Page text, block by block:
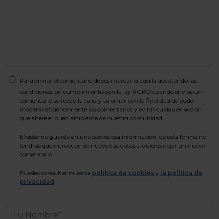
Para enviar el comentario debes marcar la casilla aceptando las
condiciones: en cumplimiento con la ley RGPD cuando envías un
comentario se recopila tu id y tu email con la finalidad de poder
moderar eficientemente los comentarios y evitar cualquier acción
que altere el buen ambiente de nuestra comunidad.
El sistema guarda en una cookie esa información, de esta forma no
tendrás que introducir de nuevo tus datos si quieres dejar un nuevo
comentario.
Puedes consultar nuestra política de cookies y la política de
privacidad